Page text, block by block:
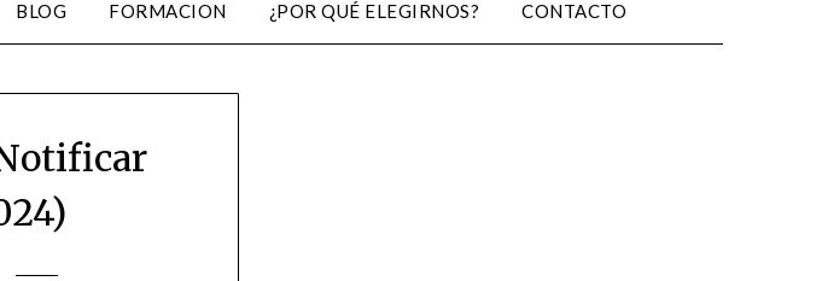
BLOG FORMACION ¿POR QUÉ ELEGIRNOS? CONTACTO